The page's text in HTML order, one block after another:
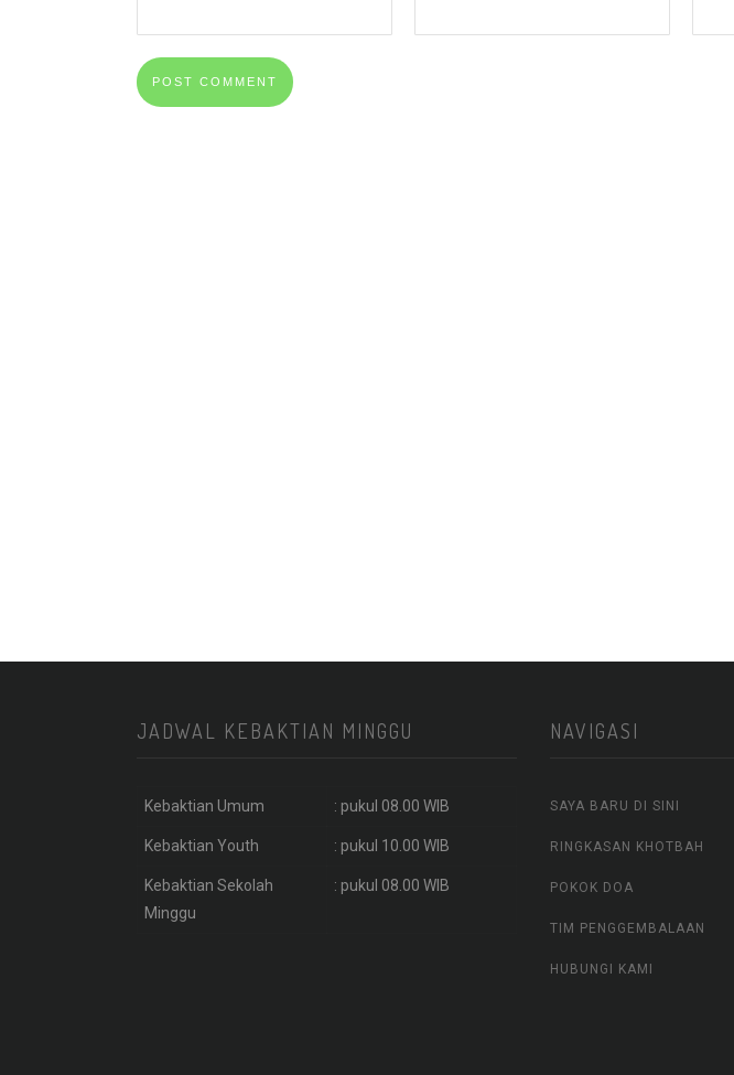
JADWAL KEBAKTIAN MINGGU
Kebaktian Umum : pukul 08.00 WIB
Kebaktian Youth : pukul 10.00 WIB
Kebaktian Sekolah
Minggu
: pukul 08.00 WIB
NAVIGASI
SAYA BARU DI SINI
RINGKASAN KHOTBAH
POKOK DOA
TIM PENGGEMBALAAN
HUBUNGI KAMI